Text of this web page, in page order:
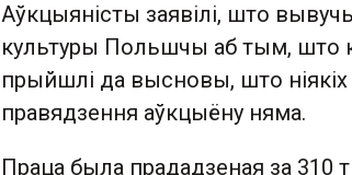
Аўкцыяністы заявілі, што
культуры Польшчы аб тым, што
прыйшлі да высновы, што
правядзення аўкцыёну няма.
Праца была прададзеная за 310